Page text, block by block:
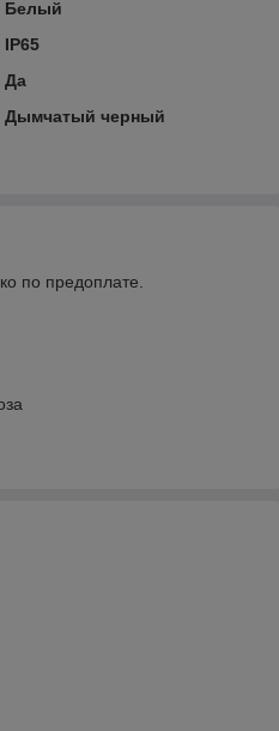
Белый
IP65
Да
Дымчатый черный
по предоплате.